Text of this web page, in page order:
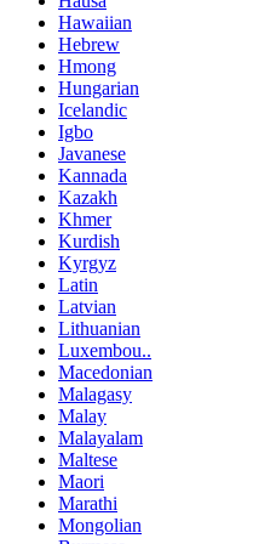
Hawaiian
Hebrew
Hmong
Hungarian
Icelandic
Igbo
Javanese
Kannada
Kazakh
Khmer
Kurdish
Kyrgyz
Latin
Latvian
Lithuanian
Luxembou..
Macedonian
Malagasy
Malay
Malayalam
Maltese
Maori
Marathi
Mongolian